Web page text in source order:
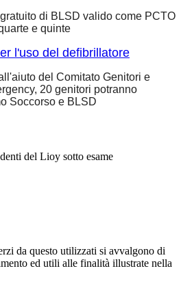
di BLSD valido come PCTO
e quinte
l'uso del defibrillatore
del Comitato Genitori e
20 genitori potranno
Soccorso e BLSD
del Lioy sotto esame
da questo utilizzati si avvalgono di
ed utili alle finalità illustrate nella